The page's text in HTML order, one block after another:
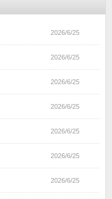
2026/6/25
2026/6/25
2026/6/25
2026/6/25
2026/6/25
2026/6/25
2026/6/25